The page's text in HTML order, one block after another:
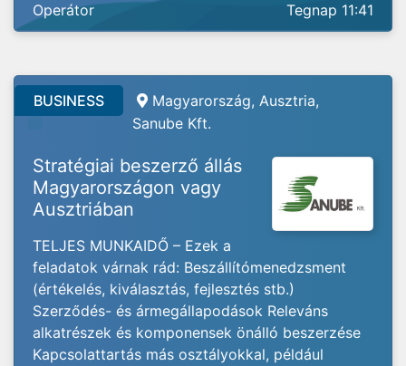
Operátor Tegnap 11:41
BUSINESS
Magyarország, Ausztria,
Sanube Kft.
Stratégiai beszerző állás
Magyarországon vagy
Ausztriában
TELJES MUNKAIDŐ – Ezek a
feladatok várnak rád: Beszállítómenedzsment
(értékelés, kiválasztás, fejlesztés stb.)
Szerződés- és ármegállapodások Releváns
alkatrészek és komponensek önálló beszerzése
Kapcsolattartás más osztályokkal, például